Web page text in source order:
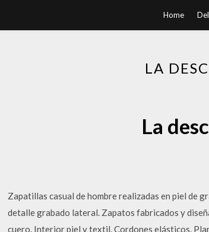
Home
LA
La
Zapatillas casual de hombre realizadas en piel de
detalle grabado lateral. Zapatos fabricados y
cuero. Interior piel y textil. Cordones elásticos.